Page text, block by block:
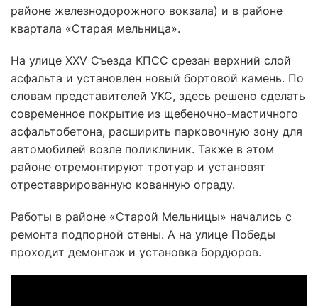
районе железнодорожного вокзала) и в районе
квартала «Старая мельница».
На улице XXV Съезда КПСС срезан верхний слой
асфальта и установлен новый бортовой камень. По
словам представителей УКС, здесь решено сделать
современное покрытие из щебеночно-мастичного
асфальтобетона, расширить парковочную зону для
автомобилей возле поликлиник. Также в этом
районе отремонтируют тротуар и установят
отреставрированную кованную ограду.
Работы в районе «Старой Мельницы» начались с
ремонта подпорной стены. А на улице Победы
проходит демонтаж и установка бордюров.